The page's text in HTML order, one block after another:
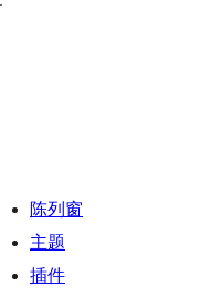
陈列窗
主题
插件